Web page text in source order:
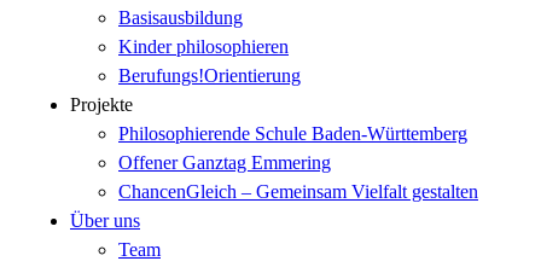
Basisausbildung
Kinder philosophieren
Berufungs!Orientierung
Projekte
Philosophierende Schule Baden-Württemberg
Offener Ganztag Emmering
ChancenGleich – Gemeinsam Vielfalt gestalten
Über uns
Team